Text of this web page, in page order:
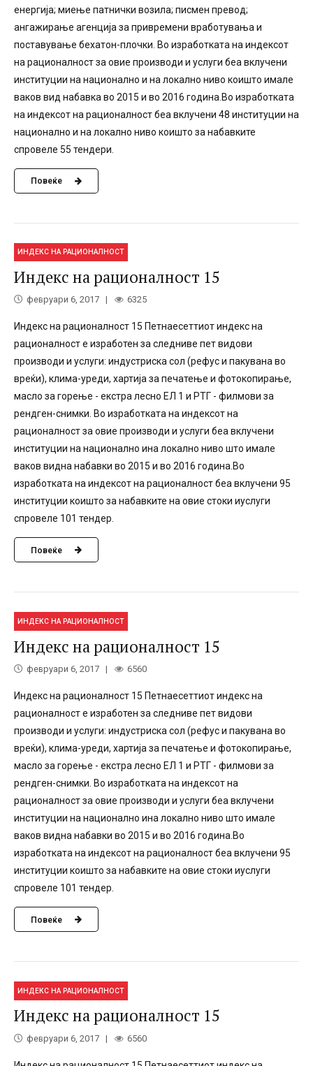
енергија; миење патнички возила; писмен превод;
ангажирање агенција за привремени вработувања и
поставување бехатон-плочки. Во изработката на индексот
на рационалност за овие производи и услуги беа вклучени
институции на национално и на локално ниво коишто имале
ваков вид набавка во 2015 и во 2016 година.Во изработката
на индексот на рационалност беа вклучени 48 институции на
национално и на локално ниво коишто за набавките
спровеле 55 тендери.
Повеќе
ИНДЕКС НА РАЦИОНАЛНОСТ
Индекс на рационалност 15
февруари 6, 2017 6325
Индекс на рационалност 15 Петнаесеттиот индекс на
рационалност е изработен за следниве пет видови
производи и услуги: индустриска сол (рефус и пакувана во
вреќи), клима-уреди, хартија за печатење и фотокопирање,
масло за горење - екстра лесно ЕЛ 1 и РТГ - филмови за
рендген-снимки. Во изработката на индексот на
рационалност за овие производи и услуги беа вклучени
институции на национално ина локално ниво што имале
ваков видна набавки во 2015 и во 2016 година.Во
изработката на индексот на рационалност беа вклучени 95
институции коишто за набавките на овие стоки иуслуги
спровеле 101 тендер.
Повеќе
ИНДЕКС НА РАЦИОНАЛНОСТ
Индекс на рационалност 15
февруари 6, 2017 6560
Индекс на рационалност 15 Петнаесеттиот индекс на
рационалност е изработен за следниве пет видови
производи и услуги: индустриска сол (рефус и пакувана во
вреќи), клима-уреди, хартија за печатење и фотокопирање,
масло за горење - екстра лесно ЕЛ 1 и РТГ - филмови за
рендген-снимки. Во изработката на индексот на
рационалност за овие производи и услуги беа вклучени
институции на национално ина локално ниво што имале
ваков видна набавки во 2015 и во 2016 година.Во
изработката на индексот на рационалност беа вклучени 95
институции коишто за набавките на овие стоки иуслуги
спровеле 101 тендер.
Повеќе
ИНДЕКС НА РАЦИОНАЛНОСТ
Индекс на рационалност 15
февруари 6, 2017 6560